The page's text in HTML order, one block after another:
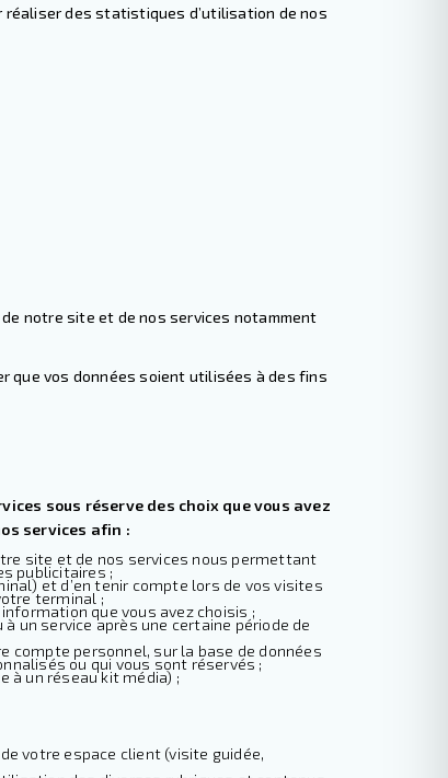
réaliser des statistiques d’utilisation de nos
notre site et de nos services notamment
que vos données soient utilisées à des fins
sous réserve des choix que vous avez
services afin :
site et de nos services nous permettant
publicitaires ;
et d’en tenir compte lors de vos visites
terminal ;
que vous avez choisis ;
un service après une certaine période de
compte personnel, sur la base de données
ou qui vous sont réservés ;
à un réseau kit média) ;
votre espace client (visite guidée,